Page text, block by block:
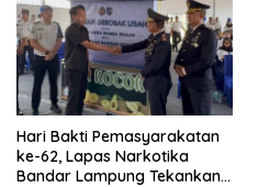
Hari Bakti Pemasyarakatan
ke-62, Lapas Narkotika
Bandar Lampung Tekankan